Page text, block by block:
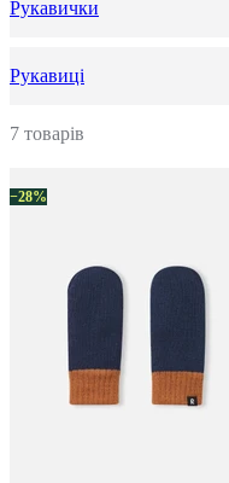
Рукавички
Рукавиці
7 товарів
−28%